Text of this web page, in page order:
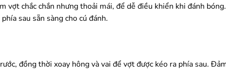
vợt chắc chắn nhưng thoải mái, để dễ điều khiển khi đánh bóng.
sau sẵn sàng cho cú đánh.
đồng thời xoay hông và vai để vợt được kéo ra phía sau.